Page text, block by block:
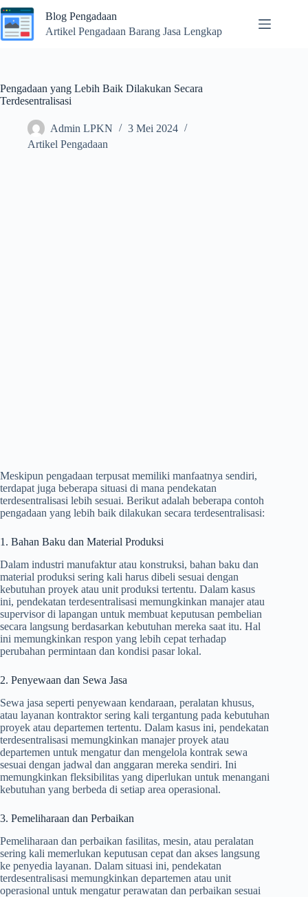
Skip
to
content
Blog Pengadaan
Artikel Pengadaan Barang Jasa Lengkap
Pengadaan yang Lebih Baik Dilakukan Secara
Terdesentralisasi
Admin LPKN
3 Mei 2024
Artikel Pengadaan
Meskipun pengadaan terpusat memiliki manfaatnya sendiri,
terdapat juga beberapa situasi di mana pendekatan
terdesentralisasi lebih sesuai. Berikut adalah beberapa contoh
pengadaan yang lebih baik dilakukan secara terdesentralisasi:
1. Bahan Baku dan Material Produksi
Dalam industri manufaktur atau konstruksi, bahan baku dan
material produksi sering kali harus dibeli sesuai dengan
kebutuhan proyek atau unit produksi tertentu. Dalam kasus
ini, pendekatan terdesentralisasi memungkinkan manajer atau
supervisor di lapangan untuk membuat keputusan pembelian
secara langsung berdasarkan kebutuhan mereka saat itu. Hal
ini memungkinkan respon yang lebih cepat terhadap
perubahan permintaan dan kondisi pasar lokal.
2. Penyewaan dan Sewa Jasa
Sewa jasa seperti penyewaan kendaraan, peralatan khusus,
atau layanan kontraktor sering kali tergantung pada kebutuhan
proyek atau departemen tertentu. Dalam kasus ini, pendekatan
terdesentralisasi memungkinkan manajer proyek atau
departemen untuk mengatur dan mengelola kontrak sewa
sesuai dengan jadwal dan anggaran mereka sendiri. Ini
memungkinkan fleksibilitas yang diperlukan untuk menangani
kebutuhan yang berbeda di setiap area operasional.
3. Pemeliharaan dan Perbaikan
Pemeliharaan dan perbaikan fasilitas, mesin, atau peralatan
sering kali memerlukan keputusan cepat dan akses langsung
ke penyedia layanan. Dalam situasi ini, pendekatan
terdesentralisasi memungkinkan departemen atau unit
operasional untuk mengatur perawatan dan perbaikan sesuai